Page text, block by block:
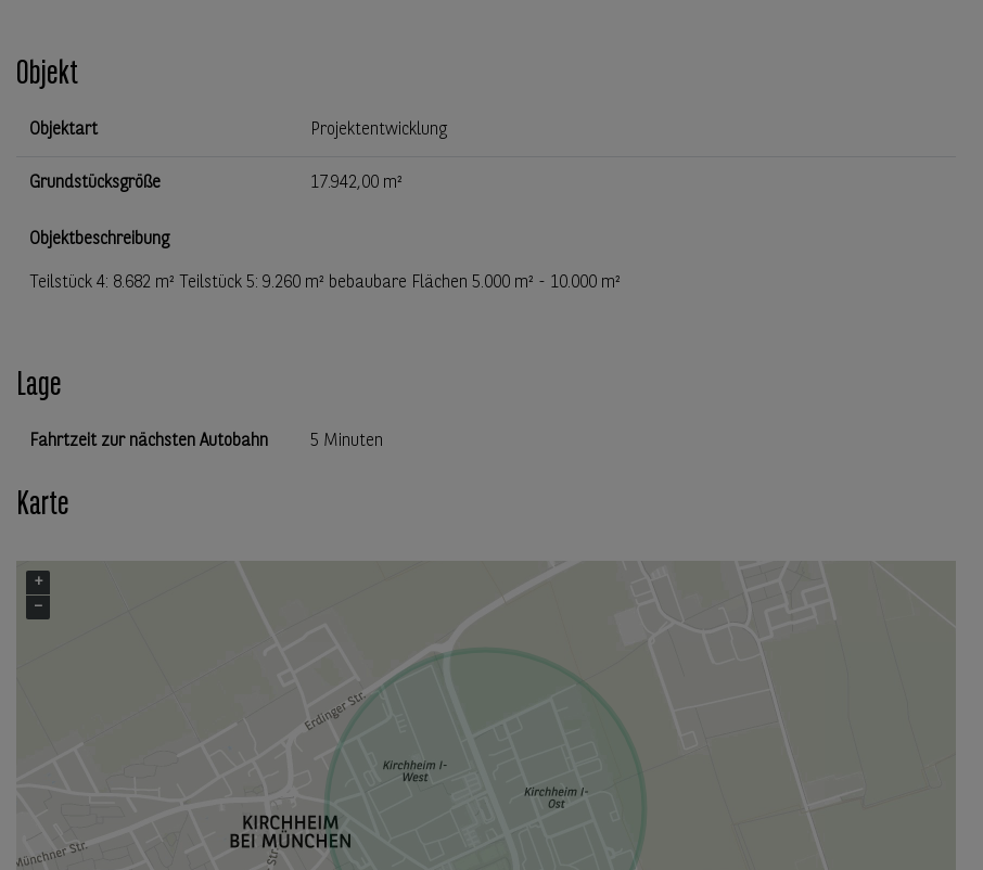
Objekt
Objektart Projektentwicklung
Grundstücksgröße 17.942,00 m²
Objektbeschreibung
Teilstück 4: 8.682 m² Teilstück 5: 9.260 m² bebaubare Flächen 5.000 m² - 10.000 m²
Lage
Fahrtzeit zur nächsten Autobahn 5 Minuten
Karte
+
−